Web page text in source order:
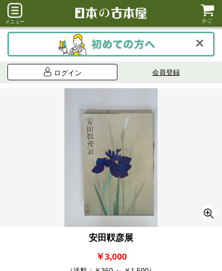
メニュー かご
ログイン 会員登録
安田靫彦展
￥3,000